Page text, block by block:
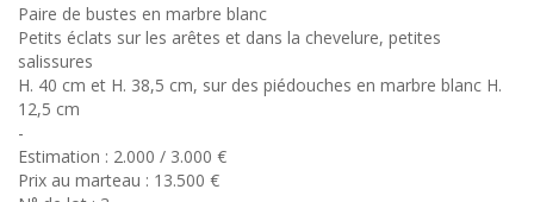
Paire de bustes en marbre blanc
Petits éclats sur les arêtes et dans la chevelure, petites
salissures
H. 40 cm et H. 38,5 cm, sur des piédouches en marbre blanc H.
12,5 cm
-
Estimation : 2.000 / 3.000 €
Prix au marteau : 13.500 €